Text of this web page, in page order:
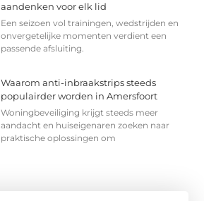
aandenken voor elk lid
Een seizoen vol trainingen, wedstrijden en
onvergetelijke momenten verdient een
passende afsluiting.
Waarom anti-inbraakstrips steeds
populairder worden in Amersfoort
Woningbeveiliging krijgt steeds meer
aandacht en huiseigenaren zoeken naar
praktische oplossingen om